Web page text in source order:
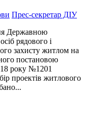
Прес-секретар ДІУ
Державною
рядового і
захисту житлом на
постановою
року №1201
проектів житлового